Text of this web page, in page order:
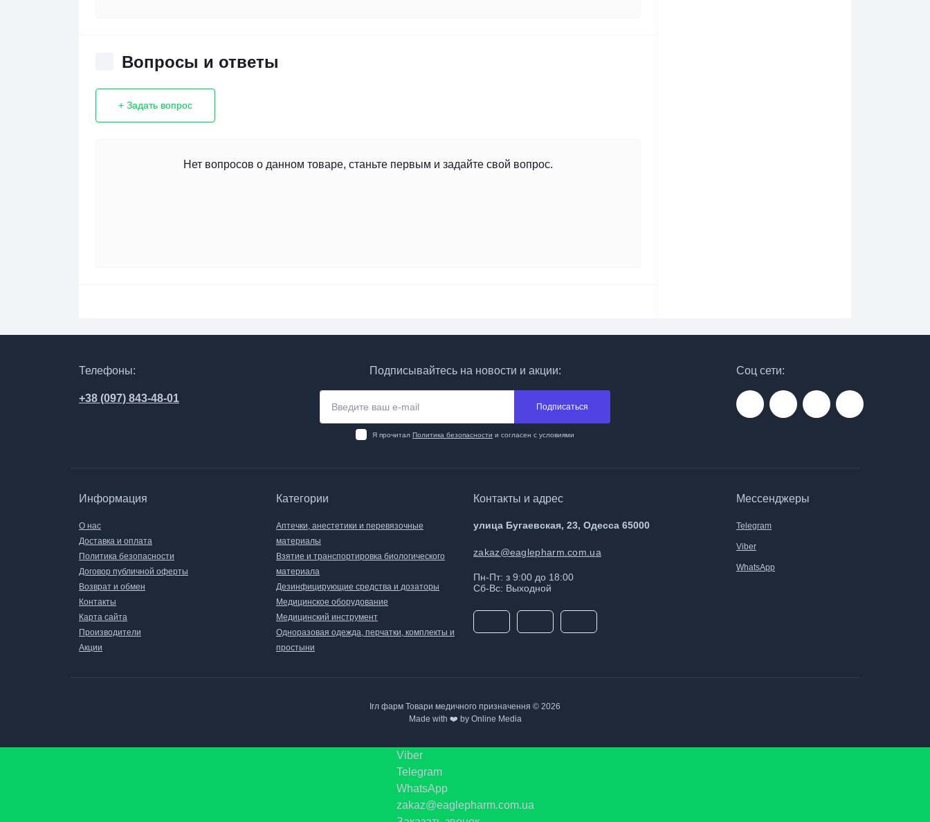
Вопросы и ответы
+ Задать вопрос
Нет вопросов о данном товаре, станьте первым и задайте свой вопрос.
Телефоны:
+38 (097) 843-48-01
Соц сети:
Подписывайтесь на новости и акции:
Подписаться
Я прочитал Политика безопасности и согласен с условиями
Информация
О нас
Доставка и оплата
Политика безопасности
Договор публичной оферты
Возврат и обмен
Контакты
Карта сайта
Производители
Акции
Категории
Аптечки, анестетики и перевязочные
материалы
Взятие и транспортировка биологического
материала
Дезинфицирующие средства и дозаторы
Медицинское оборудование
Медицинский инструмент
Одноразовая одежда, перчатки, комплекты и
простыни
Контакты и адрес
улица Бугаевская, 23, Одесса 65000
zakaz@eaglepharm.com.ua
Пн-Пт: з 9:00 до 18:00
Сб-Вс: Выходной
Мессенджеры
Telegram
Viber
WhatsApp
Ігл фарм Товари медичного призначення © 2026
Made with ❤️ by Online Media
Viber
Telegram
WhatsApp
zakaz@eaglepharm.com.ua